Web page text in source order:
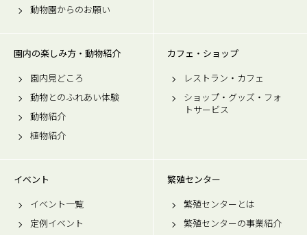
動物園からのお願い
園内の楽しみ方・動物紹介
園内見どころ
動物とのふれあい体験
動物紹介
植物紹介
カフェ・ショップ
レストラン・カフェ
ショップ・グッズ・フォ
トサービス
イベント
イベント一覧
定例イベント
繁殖センター
繁殖センターとは
繁殖センターの事業紹介